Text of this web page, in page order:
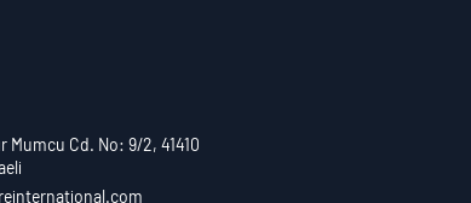
Mumcu Cd. No: 9/2, 41410